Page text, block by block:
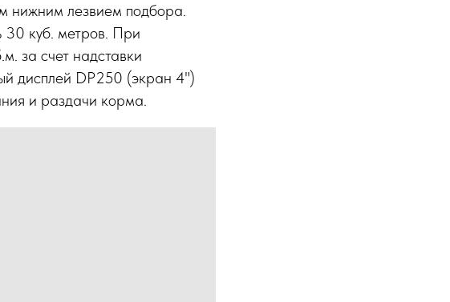
нижним лезвием подбора.
30 куб. метров. При
за счет надставки
дисплей DP250 (экран 4")
и раздачи корма.